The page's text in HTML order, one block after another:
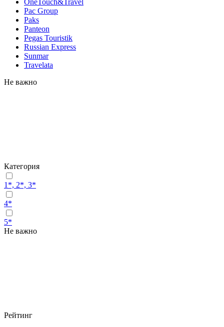
Pac Group
Paks
Panteon
Pegas Touristik
Russian Express
Sunmar
Travelata
Не важно
Категория
1*, 2*, 3*
4*
5*
Не важно
Рейтинг